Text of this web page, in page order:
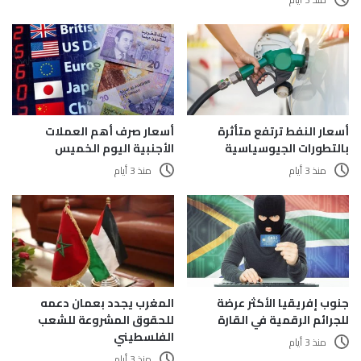
أسعار النفط ترتفع متأثرة
بالتطورات الجيوسياسية
منذ 3 أيام
أسعار صرف أهم العملات
الأجنبية اليوم الخميس
منذ 3 أيام
جنوب إفريقيا الأكثر عرضة
للجرائم الرقمية في القارة
منذ 3 أيام
المغرب يجدد بعمان دعمه
للحقوق المشروعة للشعب
الفلسطيني